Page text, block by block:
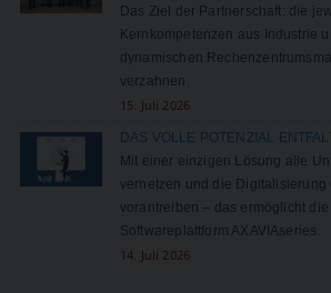
Das Ziel der Partnerschaft: die
Kernkompetenzen aus Industrie
dynamischen
verzahnen.
15. Juli 2026
DAS VOLLE POTENZIAL
Mit einer einzigen Lösung alle
vernetzen und die Digitalisierung
vorantreiben – das ermöglicht
Softwareplattform AXAVIAseries.
14. Juli 2026